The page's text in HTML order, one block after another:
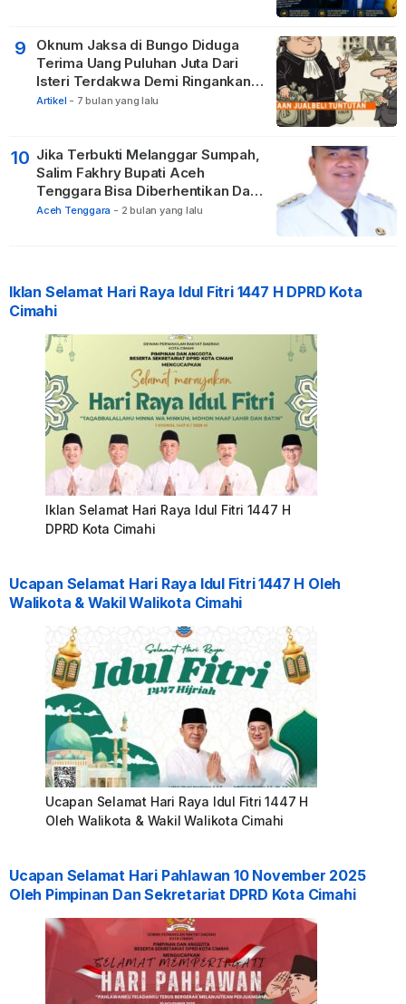
9
Oknum Jaksa di Bungo Diduga
Terima Uang Puluhan Juta Dari
Isteri Terdakwa Demi Ringankan
Hukuman
Artikel - 7 bulan yang lalu
10 Jika Terbukti Melanggar Sumpah,
Salim Fakhry Bupati Aceh
Tenggara Bisa Diberhentikan Dari
Jabatannya
Aceh Tenggara - 2 bulan yang lalu
Iklan Selamat Hari Raya Idul Fitri 1447 H DPRD Kota
Cimahi
Iklan Selamat Hari Raya Idul Fitri 1447 H
DPRD Kota Cimahi
Ucapan Selamat Hari Raya Idul Fitri 1447 H Oleh
Walikota & Wakil Walikota Cimahi
Ucapan Selamat Hari Raya Idul Fitri 1447 H
Oleh Walikota & Wakil Walikota Cimahi
Ucapan Selamat Hari Pahlawan 10 November 2025
Oleh Pimpinan Dan Sekretariat DPRD Kota Cimahi